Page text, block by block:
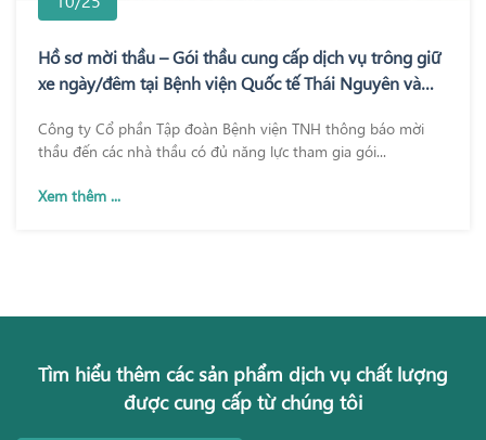
Hồ sơ mời thầu – Gói thầu cung cấp dịch vụ trông giữ
xe ngày/đêm tại Bệnh viện Quốc tế Thái Nguyên và
Công ty Cổ phần Tập đoàn Bệnh viện TNH thông báo mời
thầu đến các nhà thầu có đủ năng lực tham gia gói...
Xem thêm ...
Tìm hiểu thêm các sản phẩm dịch vụ chất lượng
được cung cấp từ chúng tôi